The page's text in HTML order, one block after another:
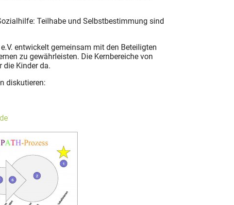
Teilhabe und Selbstbestimmung sind
entwickelt gemeinsam mit den Beteiligten
zu gewährleisten. Die Kernbereiche von
die Kinder da.
diskutieren: